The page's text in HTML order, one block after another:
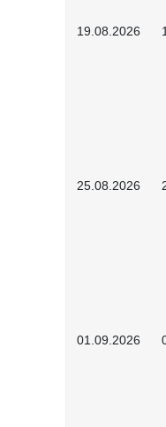
19.08.2026
25.08.2026
01.09.2026